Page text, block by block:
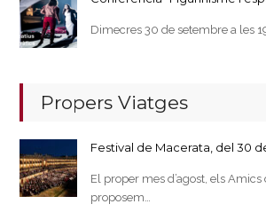
Dimecres 30 de setembre a les
Propers Viatges
Festival de Macerata, del 30
El proper mes d’agost, els
proposem…